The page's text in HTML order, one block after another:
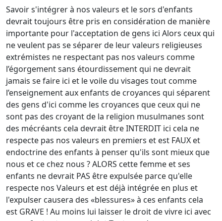
Savoir s'intégrer à nos valeurs et le sors d'enfants
devrait toujours être pris en considération de manière
importante pour l'acceptation de gens ici Alors ceux qui
ne veulent pas se séparer de leur valeurs religieuses
extrémistes ne respectant pas nos valeurs comme
l’égorgement sans étourdissement qui ne devrait
jamais se faire ici et le voile du visages tout comme
l’enseignement aux enfants de croyances qui séparent
des gens d'ici comme les croyances que ceux qui ne
sont pas des croyant de la religion musulmanes sont
des mécréants cela devrait être INTERDIT ici cela ne
respecte pas nos valeurs en premiers et est FAUX et
endoctrine des enfants à penser qu'ils sont mieux que
nous et ce chez nous ? ALORS cette femme et ses
enfants ne devrait PAS être expulsée parce qu'elle
respecte nos Valeurs et est déjà intégrée en plus et
l'expulser causera des «blessures» à ces enfants cela
est GRAVE ! Au moins lui laisser le droit de vivre ici avec